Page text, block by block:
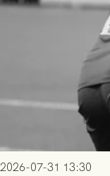
2026-07-31 13:30